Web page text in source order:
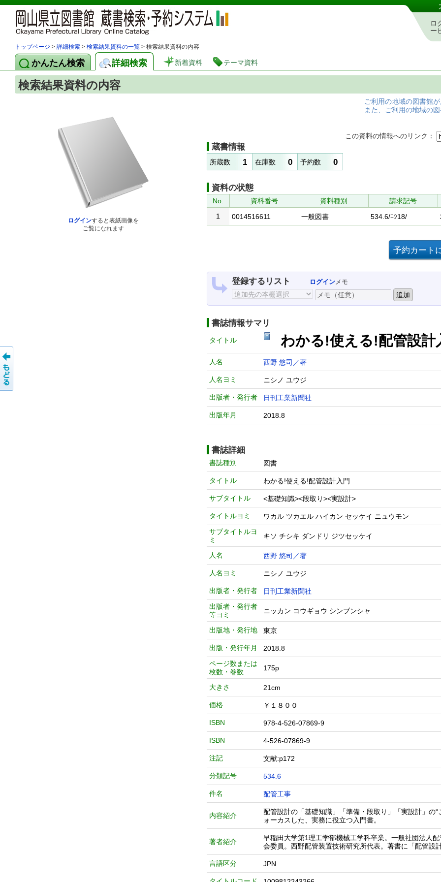
岡山県立図書館 蔵書検索・予約システム
ロ
ー
トップページ > 詳細検索 > 検索結果資料の一覧 > 検索結果資料の内容
かんたん検索 詳細検索 新着資料 テーマ資料
検索結果資料の内容
ログインすると表紙画像を
ご覧になれます
ご利用の地域の図書館
また、ご利用の地域の
この資料の情報へのリンク：
蔵書情報
所蔵数 1 在庫数 0 予約数 0
資料の状態
No. 資料番号 資料種別
請求記号
1
0014516611 一般図書 534.6/ﾆｼ18/
登録するリスト ログインメモ
書誌情報サマリ
タイトル わかる!使える!配管設計
人名 西野 悠司／著
人名ヨミ ニシノ ユウジ
出版者・発行者 日刊工業新聞社
出版年月 2018.8
書誌詳細
書誌種別 図書
タイトル わかる!使える!配管設計入門
サブタイトル <基礎知識><段取り><実設計>
タイトルヨミ
ワカル ツカエル ハイカン セッケイ ニュウモン
サブタイトルヨ
ミ
キソ チシキ ダンドリ ジツセッケイ
人名 西野 悠司／著
人名ヨミ ニシノ ユウジ
出版者・発行者
日刊工業新聞社
出版者・発行者
等ヨミ
ニッカン コウギョウ シンブンシャ
出版地・発行地 東京
出版・発行年月
2018.8
ページ数または
枚数・巻数
175p
大きさ 21cm
価格 ￥１８００
ISBN 978-4-526-07869-9
ISBN 4-526-07869-9
注記 文献:p172
分類記号 534.6
件名 配管工事
内容紹介
配管設計の「基礎知識」「準備・段取り」「実設計」の
ォーカスした、実務に役立つ入門書。
著者紹介
早稲田大学第1理工学部機械工学科卒業。一般社団法人
会委員。西野配管装置技術研究所代表。著書に「配管設
言語区分 JPN